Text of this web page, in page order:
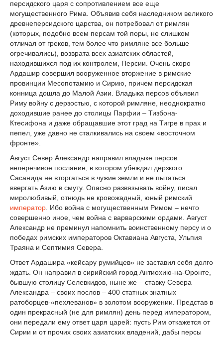
персидского царя с сопротивлением все еще
могущественного Рима. Объявив себя наследником великого
древнеперсидского царства, он потребовал от римлян
(которых, подобно всем персам той поры, не слишком
отличал от греков, тем более что римляне все больше
огречивались), возврата всех азиатских областей,
находившихся под их контролем, Персии. Очень скоро
Ардашир совершил вооруженное вторжение в римские
провинции Месопотамию и Сирию, причем персидская
конница дошла до Малой Азии. Владыка персов объявил
Риму войну с дерзостью, с которой римляне, неоднократно
доходившие ранее до столицы Парфии – Тизбона-
Ктесифона и даже обращавшие этот град на Тигре в прах и
пепел, уже давно не сталкивались на своем «восточном
фронте».
Август Север Александр направил владыке персов
велеречивое послание, в котором убеждал дерзкого
Сасанида не вторгаться в чужие земли и не пытаться
ввергать Азию в смуту. Опасно развязывать войну, писал
миролюбивый, отнюдь не кровожадный, юный римский
император . Ибо война с могущественным Римом – нечто
совершенно иное, чем война с варварскими ордами. Август
Александр не преминул напомнить воинственному персу и о
победах римских императоров Октавиана Августа, Ульпия
Траяна и Септимия Севера.
Ответ Ардашира «кейсару румийцев» не заставил себя долго
ждать. Он направил в сирийский город Антиохию-на-Оронте,
бывшую столицу Селевкидов, ныне же – ставку Севера
Александра – своих послов – 400 статных знатных
ратоборцев-«пехлеванов» в золотом вооружении. Представ в
один прекрасный (не для римлян) день перед императором,
они передали ему ответ царя царей: пусть Рим откажется от
Сирии и от прочих своих азиатских владений, дабы персы